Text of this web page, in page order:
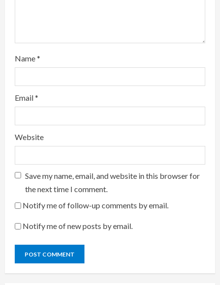
Name*
Email*
Website
Save my name, email, and website in this browser for
the next time I comment.
Notify me of follow-up comments by email.
Notify me of new posts by email.